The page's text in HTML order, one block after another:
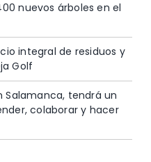
nuevos árboles en el
integral de residuos y
Golf
Salamanca, tendrá un
colaborar y hacer